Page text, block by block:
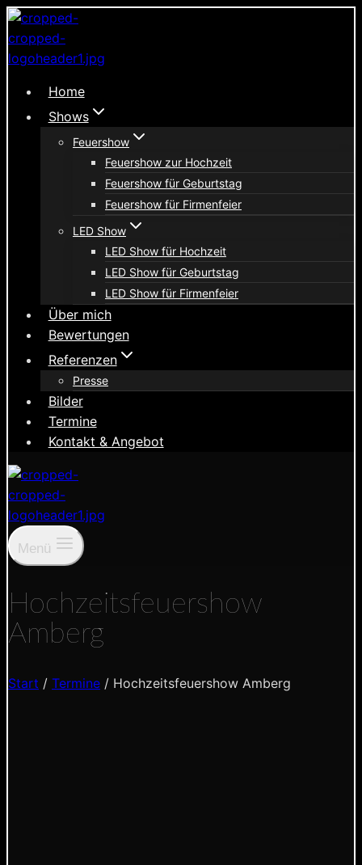
Zum
Inhalt
springen
Home
Shows
Feuershow
Feuershow zur Hochzeit
Feuershow für Geburtstag
Feuershow für Firmenfeier
LED Show
LED Show für Hochzeit
LED Show für Geburtstag
LED Show für Firmenfeier
Über mich
Bewertungen
Referenzen
Presse
Bilder
Termine
Kontakt & Angebot
Menü
Hochzeitsfeuershow
Amberg
Start / Termine / Hochzeitsfeuershow Amberg